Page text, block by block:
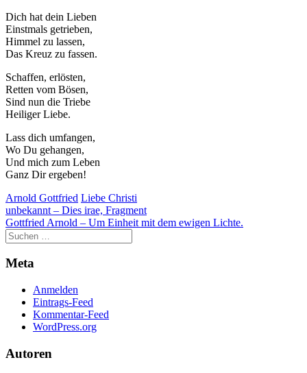
Dich hat dein Lieben
Einstmals getrieben,
Himmel zu lassen,
Das Kreuz zu fassen.
Schaffen, erlösten,
Retten vom Bösen,
Sind nun die Triebe
Heiliger Liebe.
Lass dich umfangen,
Wo Du gehangen,
Und mich zum Leben
Ganz Dir ergeben!
Arnold Gottfried Liebe Christi
Beitragsnavigation
unbekannt – Dies irae, Fragment
Gottfried Arnold – Um Einheit mit dem ewigen Lichte.
Meta
Anmelden
Eintrags-Feed
Kommentar-Feed
WordPress.org
Autoren